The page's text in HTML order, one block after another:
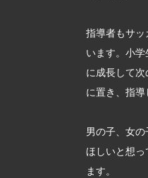
指導者もサ
います。小
に成長して
に置き、指導
男の子、女
ほしいと想
ます。